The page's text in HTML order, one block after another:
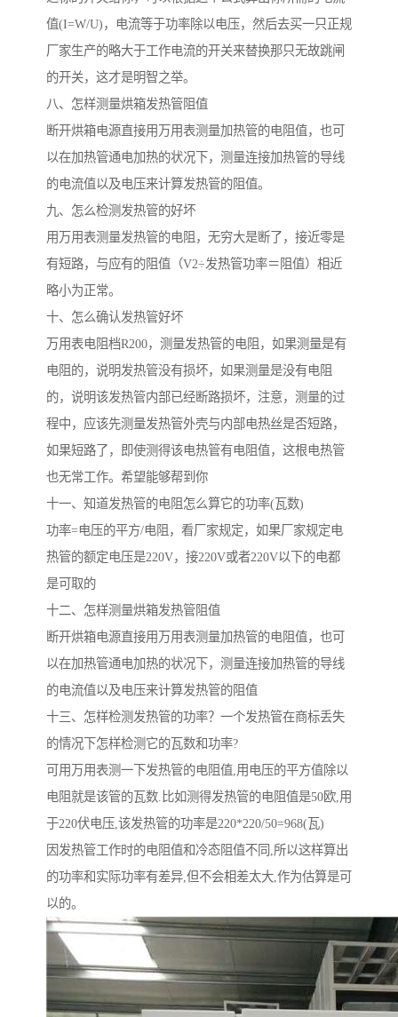
值(I=W/U)，电流等于功率除以电压，然后去买一只正规
厂家生产的略大于工作电流的开关来替换那只无故跳闸
的开关，这才是明智之举。
八、怎样测量烘箱发热管阻值
断开烘箱电源直接用万用表测量加热管的电阻值，也可
以在加热管通电加热的状况下，测量连接加热管的导线
的电流值以及电压来计算发热管的阻值。
九、怎么检测发热管的好坏
用万用表测量发热管的电阻，无穷大是断了，接近零是
有短路，与应有的阻值（V2÷发热管功率＝阻值）相近
略小为正常。
十、怎么确认发热管好坏
万用表电阻档R200，测量发热管的电阻，如果测量是有
电阻的，说明发热管没有损坏，如果测量是没有电阻
的，说明该发热管内部已经断路损坏，注意，测量的过
程中，应该先测量发热管外壳与内部电热丝是否短路，
如果短路了，即使测得该电热管有电阻值，这根电热管
也无常工作。希望能够帮到你
十一、知道发热管的电阻怎么算它的功率(瓦数)
功率=电压的平方/电阻，看厂家规定，如果厂家规定电
热管的额定电压是220V，接220V或者220V以下的电都
是可取的
十二、怎样测量烘箱发热管阻值
断开烘箱电源直接用万用表测量加热管的电阻值，也可
以在加热管通电加热的状况下，测量连接加热管的导线
的电流值以及电压来计算发热管的阻值
十三、怎样检测发热管的功率？一个发热管在商标丢失
的情况下怎样检测它的瓦数和功率?
可用万用表测一下发热管的电阻值,用电压的平方值除以
电阻就是该管的瓦数.比如测得发热管的电阻值是50欧,用
于220伏电压,该发热管的功率是220*220/50=968(瓦)
因发热管工作时的电阻值和冷态阻值不同,所以这样算出
的功率和实际功率有差异,但不会相差太大,作为估算是可
以的。